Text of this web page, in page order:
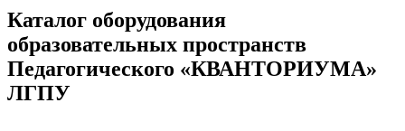
Каталог оборудования
образовательных пространств
Педагогического «КВАНТОРИУМА»
ЛГПУ